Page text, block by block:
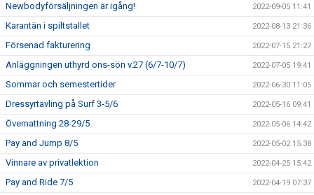
Newbodyförsäljningen är igång! 2022-09-05 11:41
Karantän i spiltstallet 2022-08-13 21:36
Försenad fakturering 2022-07-15 21:27
Anläggningen uthyrd ons-sön v.27 (6/7-10/7) 2022-07-05 19:41
Sommar och semestertider 2022-06-30 11:05
Dressyrtävling på Surf 3-5/6 2022-05-16 09:41
Övernattning 28-29/5 2022-05-06 14:42
Pay and Jump 8/5 2022-05-02 15:38
Vinnare av privatlektion 2022-04-25 15:42
Pay and Ride 7/5 2022-04-19 07:37